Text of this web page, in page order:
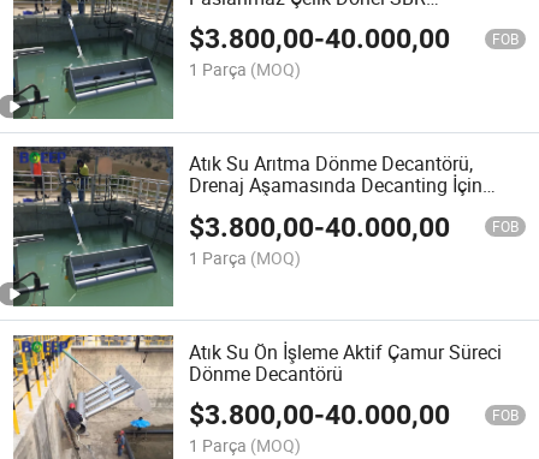
Dekantörleri
$3.800,00-40.000,00 FOB
1 Parça (MOQ)
Atık Su Arıtma Dönme Decantörü,
Drenaj Aşamasında Decanting İçin
$3.800,00-40.000,00 FOB
1 Parça (MOQ)
Atık Su Ön İşleme Aktif Çamur Süreci
Dönme Decantörü
$3.800,00-40.000,00 FOB
1 Parça (MOQ)